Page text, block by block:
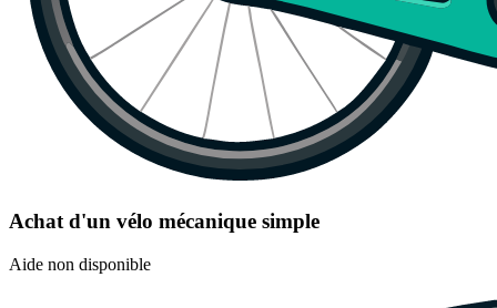
Achat d'un vélo mécanique simple
Aide non disponible